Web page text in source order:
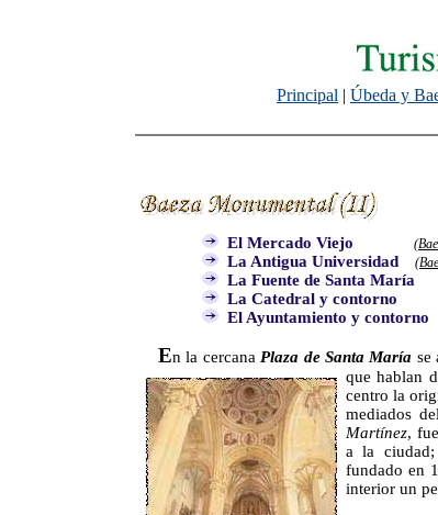
Principal | Úbeda y
El Mercado Viejo
La Antigua Universidad
La Fuente de Santa María
La Catedral y contorno
El Ayuntamiento y contorno
En la cercana Plaza de Santa María se
que hablan
centro la
mediados
Martínez,
a la
fundado en
interior un